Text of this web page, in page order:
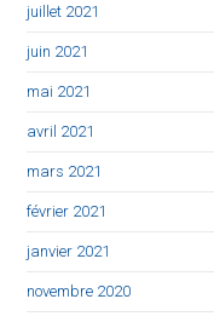
juillet 2021
juin 2021
mai 2021
avril 2021
mars 2021
février 2021
janvier 2021
novembre 2020